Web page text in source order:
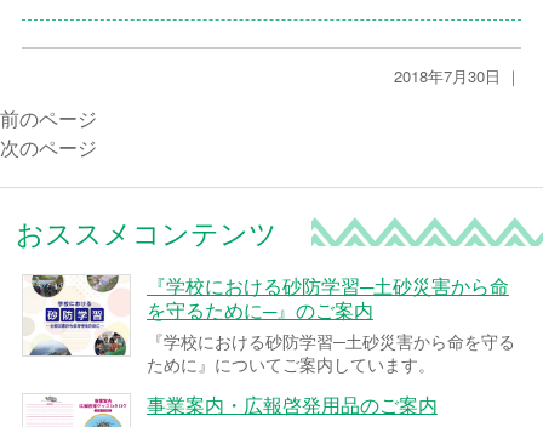
2018年7月30日 ｜
前のページ
次のページ
おススメコンテンツ
『学校における砂防学習─土砂災害から命
を守るために─』のご案内
『学校における砂防学習─土砂災害から命を守る
ために』についてご案内しています。
事業案内・広報啓発用品のご案内